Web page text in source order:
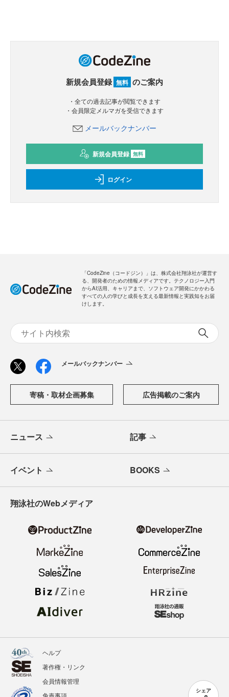
シェア
新規会員登録 無料 のご案内
・全ての過去記事が閲覧できます
・会員限定メルマガを受信できます
メールバックナンバー
新規会員登録 無料
ログイン
「CodeZine（コードジン）」は、株式会社翔泳社が運営す
る、開発者のための情報メディアです。テクノロジー入門
からAI活用、キャリアまで、ソフトウェア開発にかかわる
すべての人の学びと成長を支える最新情報と実践知をお届
けします。
メールバックナンバー
寄稿・取材企画募集 広告掲載のご案内
ニュース 記事
イベント BOOKS
翔泳社のWebメディア
ヘルプ
著作権・リンク
会員情報管理